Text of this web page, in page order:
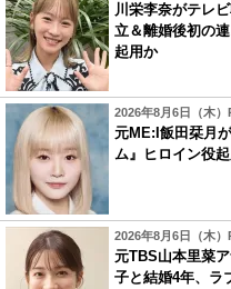
川栄李奈がテレ
立＆離婚後初の
起用か
2026年8月6日（木）
元ME:I飯田栞月
ム』ヒロイン役
2026年8月6日（木）
元TBS山本里菜
子と結婚4年、ラ